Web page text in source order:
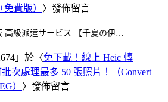
費版） 〉發佈留言
高級派遣サービス 【千夏の伊…
」於〈免下載！線上 Heic 轉
批次處理最多 50 張照片！（Convert
） 〉發佈留言